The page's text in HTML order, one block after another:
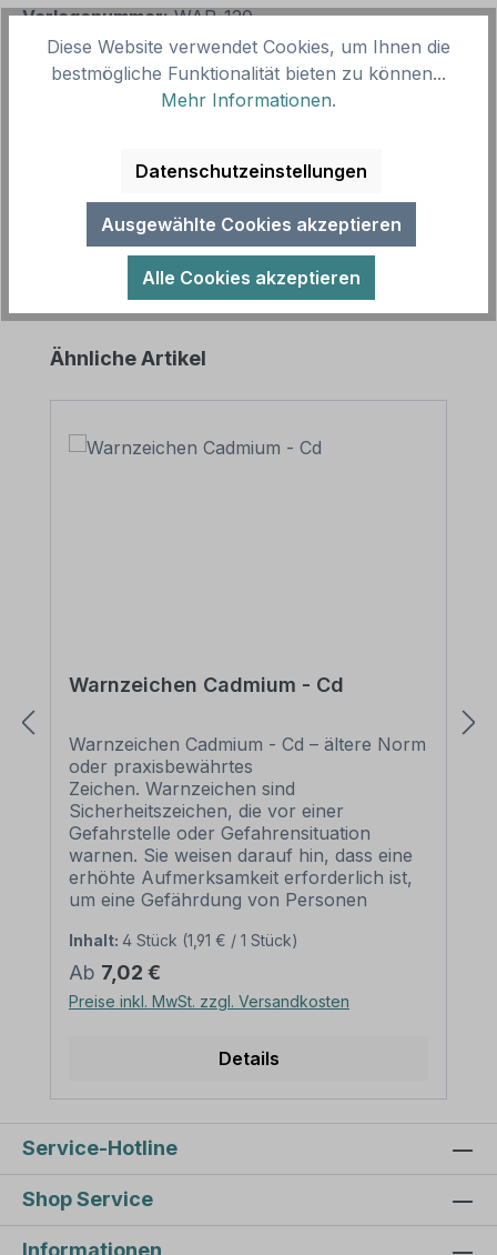
Vorlagenummer: WAR-120
Zeichen. Warnzeichen sind Sicherheitszeich…
Produktgalerie überspringen
Ähnliche Artikel
Warnzeichen Cadmium - Cd
Warnzeichen Cadmium - Cd – ältere Norm
oder praxisbewährtes
Zeichen. Warnzeichen sind
Sicherheitszeichen, die vor einer
Gefahrstelle oder Gefahrensituation
warnen. Sie weisen darauf hin, dass eine
erhöhte Aufmerksamkeit erforderlich ist,
um eine Gefährdung von Personen
des Warnzeichens Cadmium - Cd – WAR-
03: Ausführung: Grundfarbe gelb, Rand
und Symbol schwarz Norm: älter oder
praxisbewährt Material: Selbstklebende
Aluminium 2 mm Abmessungen: (nicht in
Seitenlänge – Erkennungsweite bis 3 m
200 mm Seitenlänge –
Erkennungsweite bis 6 m 300 mm
400 mm Seitenlänge –
Erkennungsweite bis 12 m 500 mm –
Erkennungsweite bis 15 m
Inhalt: 4 Stück (1,91 € / 1 Stück)
Regulärer Preis:
Ab 7,02 €
Preise inkl. MwSt. zzgl. Versandkosten
Details
Service-Hotline
Shop Service
Informationen
Diese Website verwendet Cookies, um Ihnen die
bestmögliche Funktionalität bieten zu können...
Mehr Informationen.
Datenschutzeinstellungen
Ausgewählte Cookies akzeptieren
Alle Cookies akzeptieren